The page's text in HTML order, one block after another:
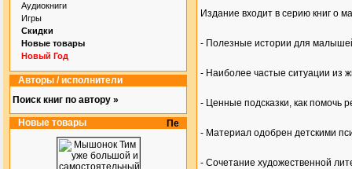
Аудиокниги
Игры
Скидки
Новые товары
Новый Год
Авторы / исполнители
Поиск книг по автору »
Новые товары
Издание входит в серию книг о
- Полезные истории для
- Наиболее частые ситуации из
- Ценные подсказки, как помочь
- Материал одобрен детскими
- Сочетание художественной